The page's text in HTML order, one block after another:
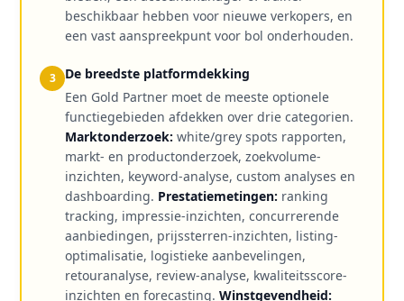
beschikbaar hebben voor nieuwe verkopers, en
een vast aanspreekpunt voor bol onderhouden.
3
De breedste platformdekking
Een Gold Partner moet de meeste optionele
functiegebieden afdekken over drie categorien.
Marktonderzoek: white/grey spots rapporten,
markt- en productonderzoek, zoekvolume-
inzichten, keyword-analyse, custom analyses en
dashboarding. Prestatiemetingen: ranking
tracking, impressie-inzichten, concurrerende
aanbiedingen, prijssterren-inzichten, listing-
optimalisatie, logistieke aanbevelingen,
retouranalyse, review-analyse, kwaliteitsscore-
inzichten en forecasting. Winstgevendheid: